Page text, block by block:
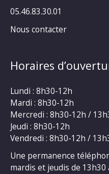
05.46.83.30.01
Nous contacter
Horaires
Lundi : 8h30-12h
Mardi : 8h30-12h
Mercredi : 8h30-12h /
Jeudi : 8h30-12h
Vendredi : 8h30-12h /
Une permanence
mardis et jeudis de 13h30